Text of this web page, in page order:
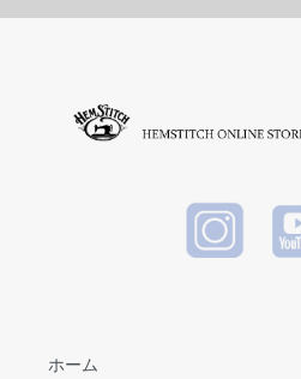
eather Wa
BLACK
ホーム